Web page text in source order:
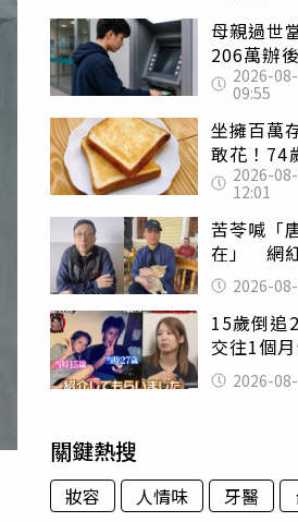
母親過世
206萬辦
遭判刑
搶錢先下
2026-
09:55
坐擁百萬
敢花！74
「1餐只吃
司」 半
嚇壞女兒
2026-
12:01
苦苓喊「
在」 網
歷史：李
用鮮卑文
2026-
15歲倒追
交往1個
歲當阿嬤
2026-
關鍵熱搜
妝容 人情味 牙醫